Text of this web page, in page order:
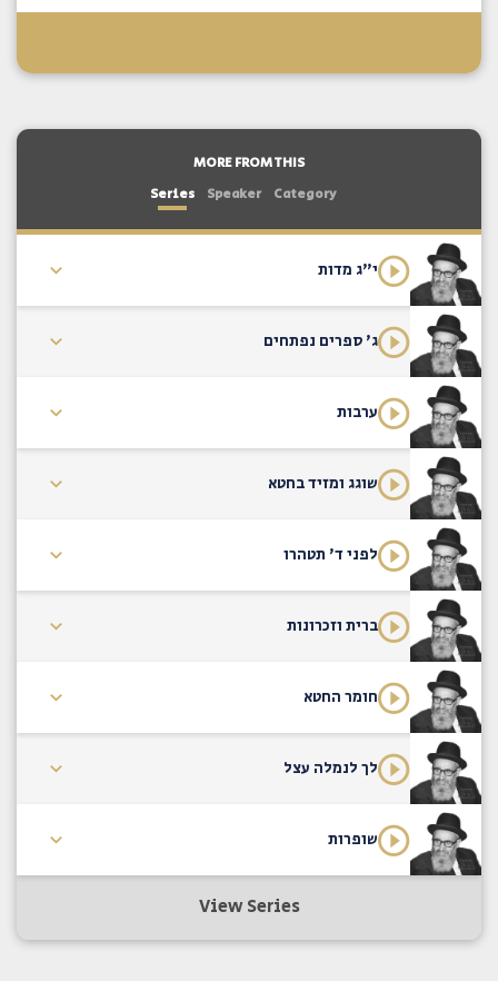
MORE FROM THIS
Series
Speaker Category
י"ג מדות
ג' ספרים נפתחים
ערבות
שוגג ומזיד בחטא
לפני ד' תטהרו
ברית וזכרונות
חומר החטא
לך לנמלה עצל
שופרות
View Series